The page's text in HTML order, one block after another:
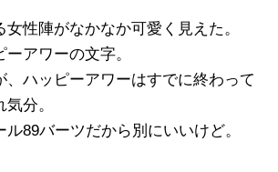
性陣がなかなか可愛く見えた。
アワーの文字。
、ハッピーアワーはすでに終わって
分。
ル89バーツだから別にいいけど。